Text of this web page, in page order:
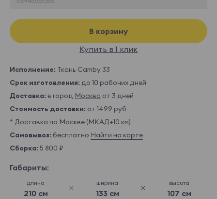
В корзину
Купить в 1 клик
Исполнение: Ткань Camby 33
Срок изготовления: до 10 рабочих дней
Доставка: в город Москва от 3 дней
Стоимость доставки: от 1499 руб
* Доставка по Москве (МКАД+10 км)
Самовывоз: бесплатно Найти на карте
Сборка: 5 800 ₽
Габариты:
длина
210 см
ширина
133 см
высота
107 см